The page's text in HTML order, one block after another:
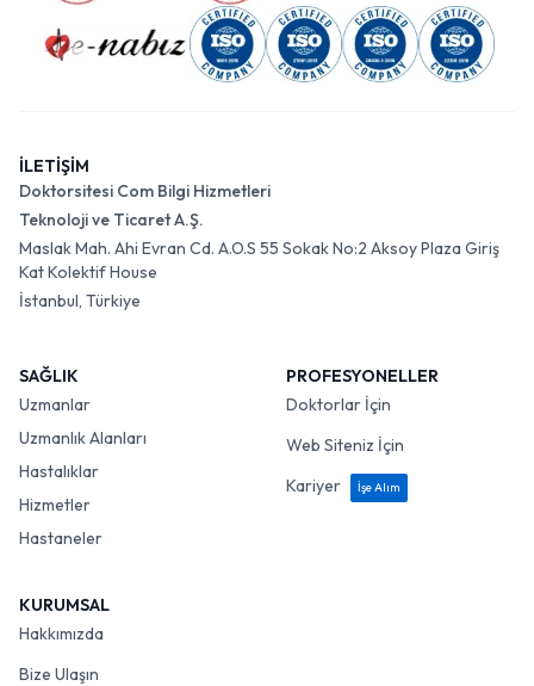
İLETİŞİM
Doktorsitesi Com Bilgi Hizmetleri
Teknoloji ve Ticaret A.Ş.
Maslak Mah. Ahi Evran Cd. A.O.S 55 Sokak No:2 Aksoy Plaza Giriş
Kat Kolektif House
İstanbul, Türkiye
SAĞLIK
Uzmanlar
Uzmanlık Alanları
Hastalıklar
Hizmetler
Hastaneler
PROFESYONELLER
Doktorlar İçin
Web Siteniz İçin
Kariyer
İşe Alım
KURUMSAL
Hakkımızda
Bize Ulaşın